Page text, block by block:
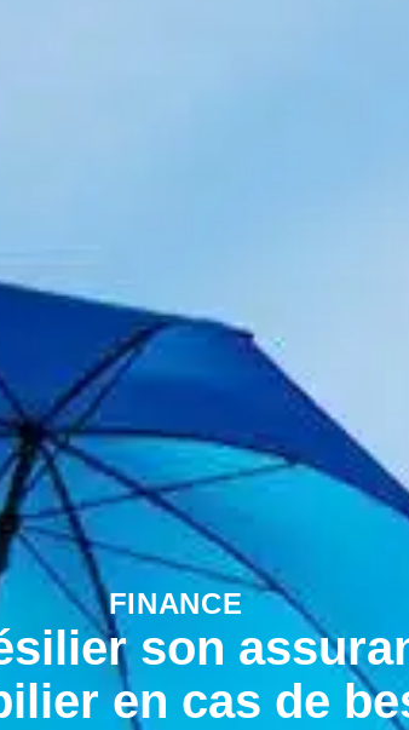
FINANCE
son
en cas de